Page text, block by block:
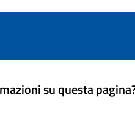
su questa